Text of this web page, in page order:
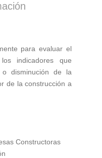
para evaluar el
indicadores que
disminución de la
de la construcción a
Constructoras